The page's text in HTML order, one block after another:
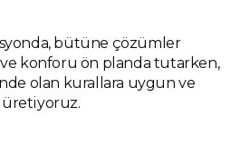
bütüne çözümler
konforu ön planda tutarken,
olan kurallara uygun ve